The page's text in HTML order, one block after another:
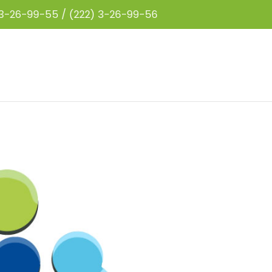
26-99-55 / (222) 3-26-99-56